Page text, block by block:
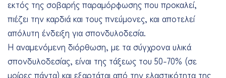
εκτός της σοβαρής παραμόρφωσης που προκαλεί,
πιέζει την καρδιά και τους πνεύμονες, και αποτελεί
απόλυτη ένδειξη για σπονδυλοδεσία.
Η αναμενόμενη διόρθωση, με τα σύγχρονα υλικά
σπονδυλοδεσίας, είναι της τάξεως του 50-70% (σε
μοίρες πάντα) και εξαρτάται από την ελαστικότητα της